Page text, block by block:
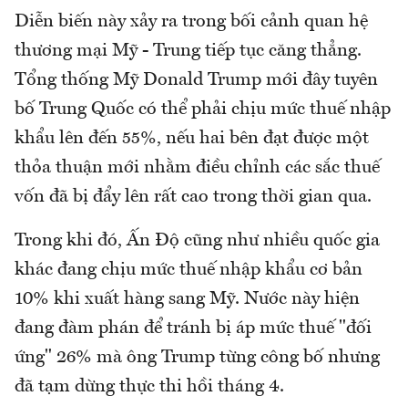
Diễn biến này xảy ra trong bối cảnh quan hệ
thương mại Mỹ - Trung tiếp tục căng thẳng.
Tổng thống Mỹ Donald Trump mới đây tuyên
bố Trung Quốc có thể phải chịu mức thuế nhập
khẩu lên đến 55%, nếu hai bên đạt được một
thỏa thuận mới nhằm điều chỉnh các sắc thuế
vốn đã bị đẩy lên rất cao trong thời gian qua.
Trong khi đó, Ấn Độ cũng như nhiều quốc gia
khác đang chịu mức thuế nhập khẩu cơ bản
10% khi xuất hàng sang Mỹ. Nước này hiện
đang đàm phán để tránh bị áp mức thuế "đối
ứng" 26% mà ông Trump từng công bố nhưng
đã tạm dừng thực thi hồi tháng 4.